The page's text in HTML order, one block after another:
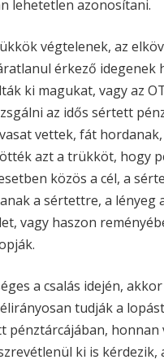
lehetetlen azonosítani.
végtelenek, az
érkező
ki magukat, vagy az
az idős sértett
vettek, fát
azt a trükköt, hogy
közös a cél, a
a sértettre, a lényeg
vagy haszon
a csalás idején,
tudják a
pénztárcájában,
ki is